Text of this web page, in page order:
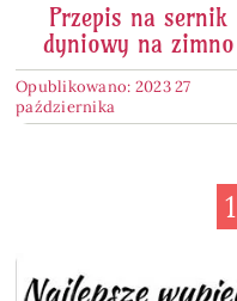
Przepis na sernik
dyniowy na zimno
Opublikowano: 2023 27
października
1